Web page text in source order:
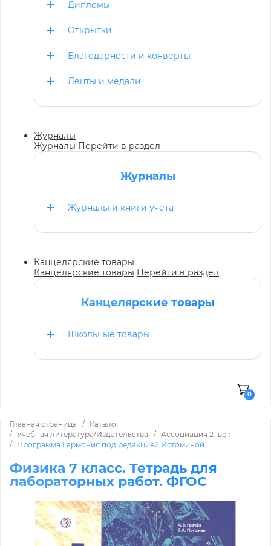
Дипломы
Открытки
Благодарности и конверты
Ленты и медали
Журналы
Журналы Перейти в раздел
Журналы
Журналы и книги учета
Канцелярские товары
Канцелярские товары Перейти в раздел
Канцелярские товары
Школьные товары
0
Главная страница
Каталог
Учебная литература/Издательства
Ассоциация 21 век
Программа Гармония под редакцией Истоминой
Физика 7 класс. Тетрадь для
лабораторных работ. ФГОС